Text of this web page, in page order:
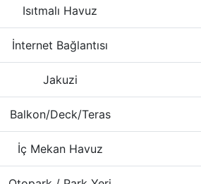
Isıtmalı Havuz
İnternet Bağlantısı
Jakuzi
Balkon/Deck/Teras
İç Mekan Havuz